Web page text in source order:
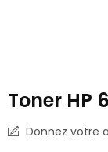
Toner HP
Donnez votre